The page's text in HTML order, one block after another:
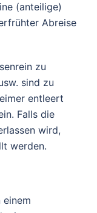
(anteilige)
Abreise
zu
sind zu
entleert
Falls die
wird,
werden.
einem